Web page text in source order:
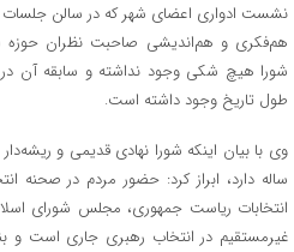
نشست ادواری اعضای شهر که در سالن جلسات
هم‌فکری و هم‌اندیشی صاحبت نظران حوزه
شورا هیچ شکی وجود نداشته و سابقه آن
طول تاریخ وجود داشته است.
ساله دارد، ابراز کرد: حضور مردم در صحنه
انتخابات ریاست جمهوری، مجلس شورای
غیرمستقیم در انتخاب رهبری جاری است و